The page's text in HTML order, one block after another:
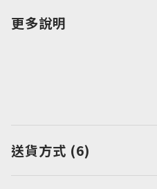
更多說明
送貨方式 (6)